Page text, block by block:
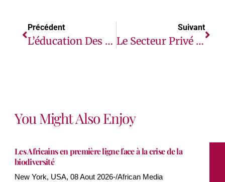
Précédent
L’éducation Des Enfants Réfugiés Toujours Faible Et Menacée Par La Covid-19 (HCR)
Suivant
Le Secteur Privé Africain Exige Un Système De Commerce Mondial Plus Équitable Et Plus Transparent
You Might Also Enjoy
Les Africains en première ligne face à la crise de la
biodiversité
New York, USA, 08 Aout 2026-/African Media